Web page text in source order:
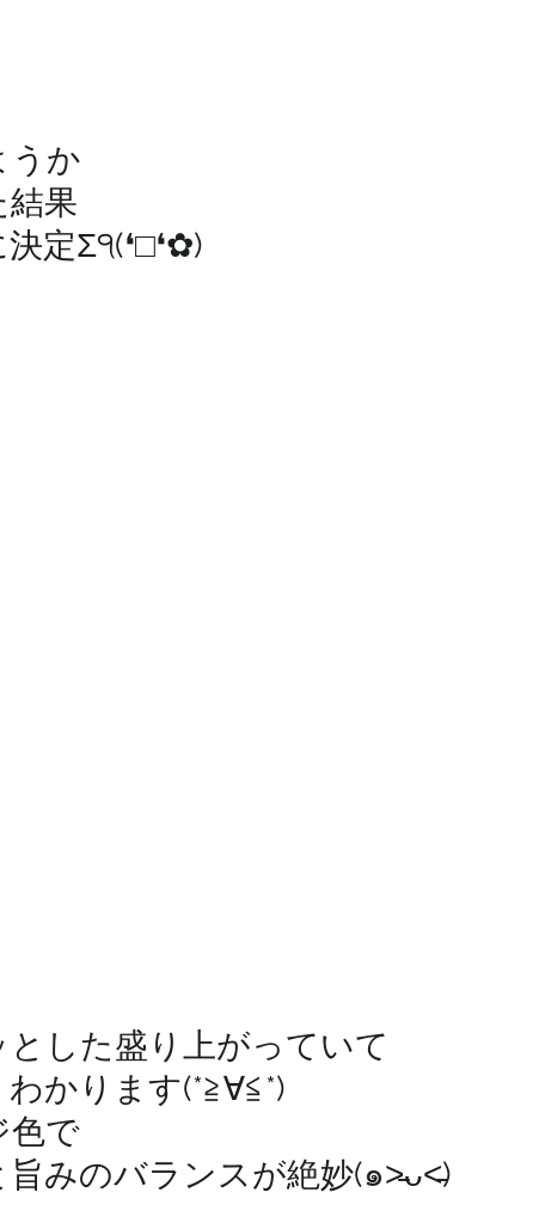
うか
結果
定Σ੧(❛□❛✿)
した盛り上がっていて
かります(*≧∀≦*)
色で
みのバランスが絶妙(๑˃̵ᴗ˂̵)